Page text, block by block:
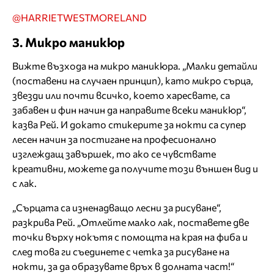
@HARRIETWESTMORELAND
3. Микро маникюр
Вижте възхода на микро маникюра. „Малки детайли
(поставени на случаен принцип), като микро сърца,
звезди или почти всичко, което харесвате, са
забавен и фин начин да направите всеки маникюр“,
казва Рей. И докато стикерите за нокти са супер
лесен начин за постигане на професионално
изглеждащ завършек, то ако се чувствате
креативни, можете да получите този външен вид и
с лак.
„Сърцата са изненадващо лесни за рисуване“,
разкрива Рей. „Отлейте малко лак, поставете две
точки върху нокътя с помощта на края на фиба и
след това ги съединете с четка за рисуване на
нокти, за да образувате връх в долната част!“